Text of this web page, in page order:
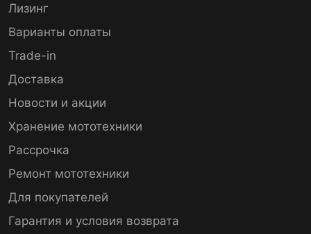
Лизинг
Варианты оплаты
Trade-in
Доставка
Новости и акции
Хранение мототехники
Рассрочка
Ремонт мототехники
Для покупателей
Гарантия и условия возврата